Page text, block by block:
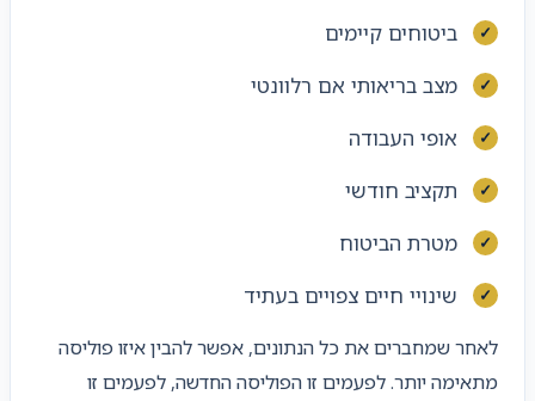
ביטוחים קיימים
מצב בריאותי אם רלוונטי
אופי העבודה
תקציב חודשי
מטרת הביטוח
שינויי חיים צפויים בעתיד
לאחר שמחברים את כל הנתונים, אפשר להבין איזו פוליסה
מתאימה יותר. לפעמים זו הפוליסה החדשה, לפעמים זו